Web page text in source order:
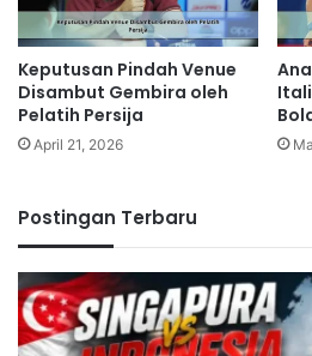
Keputusan Pindah Venue
Disambut Gembira oleh
Pelatih Persija
April 21, 2026
Postingan Terbaru